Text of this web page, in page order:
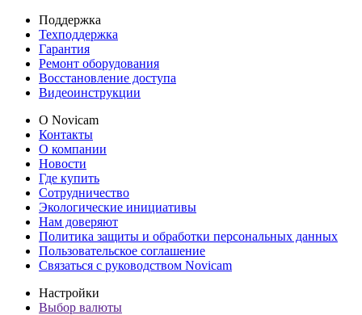
Поддержка
Техподдержка
Гарантия
Ремонт оборудования
Восстановление доступа
Видеоинструкции
О Novicam
Контакты
О компании
Новости
Где купить
Сотрудничество
Экологические инициативы
Нам доверяют
Политика защиты и обработки персональных данных
Пользовательское соглашение
Связаться с руководством Novicam
Настройки
Выбор валюты